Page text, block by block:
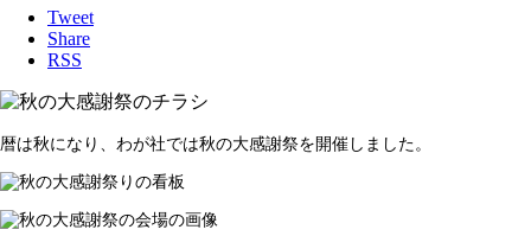
Tweet
Share
RSS
暦は秋になり、わが社では秋の大感謝祭を開催しました。